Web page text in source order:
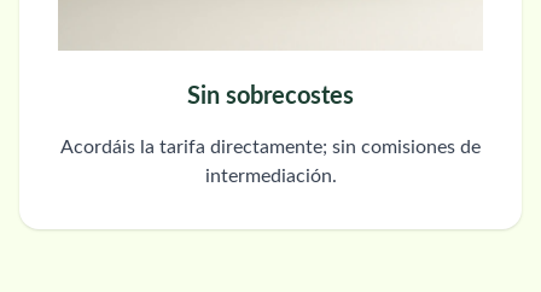
Sin sobrecostes
Acordáis la tarifa directamente; sin comisiones de
intermediación.